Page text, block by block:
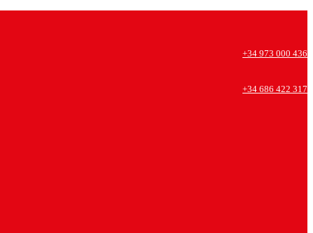
+34 973 000 436
+34 686 422 317